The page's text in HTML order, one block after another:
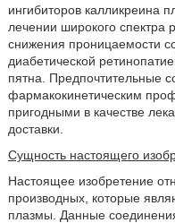
ингибиторов калликреина
лечении широкого спектра
снижения проницаемости
диабетической
пятна. Предпочтительные
фармакокинетическим
пригодными в качестве
доставки.
Сущность настоящего
Настоящее изобретение
производных, которые
плазмы. Данные